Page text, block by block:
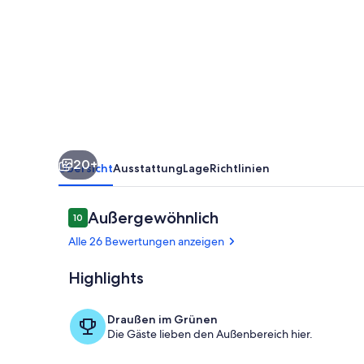
20+
ÜbersichtAusstattungLageRichtlinien
Bewertungen
1010 von 10.
Außergewöhnlich
Alle 26 Bewertungen anzeigen
Highlights
Draußen im Grünen
Die Gäste lieben den Außenbereich hier.